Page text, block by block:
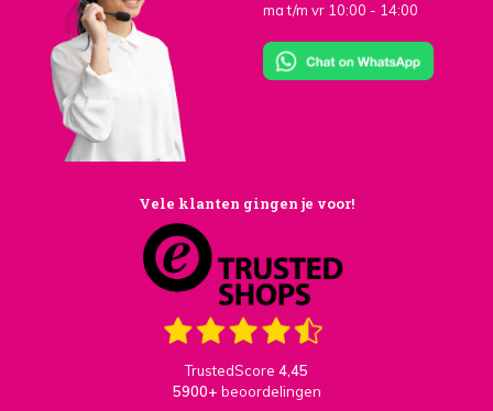
ma t/m vr 10:00 - 14:00
Vele klanten gingen je voor!
TrustedScore 4,45
5900+ beoordelingen